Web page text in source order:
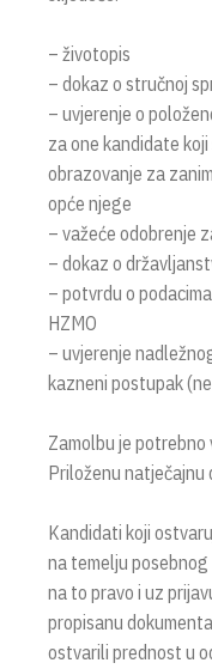
– životopis
– dokaz o stručnoj
– uvjerenje o
za one kandidate
obrazovanje za
opće njege
– važeće odobrenje
– dokaz o
– potvrdu o
HZMO
– uvjerenje
kazneni postupak
Zamolbu je
Priloženu natječajnu
Kandidati koji
na temelju
na to pravo i uz
propisanu
ostvarili prednost u